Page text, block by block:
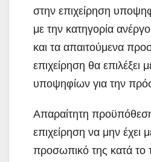
στην επιχείρηση
με την κατηγορία
και τα απαιτούμενα
επιχείρηση θα επιλέξει
υποψηφίων για την
Απαραίτητη προϋπόθεση
επιχείρηση να μην έχει
προσωπικό της κατά το